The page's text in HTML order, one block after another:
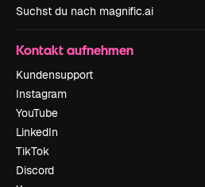
Suchst du nach magnific.ai
Kontakt aufnehmen
Kundensupport
Instagram
YouTube
LinkedIn
TikTok
Discord